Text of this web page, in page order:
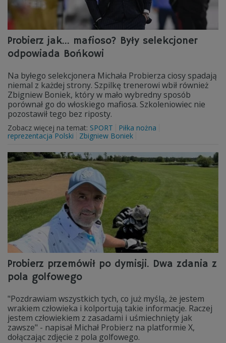
Probierz jak... mafioso? Były selekcjoner
odpowiada Bońkowi
Na byłego selekcjonera Michała Probierza ciosy spadają
niemal z każdej strony. Szpilkę trenerowi wbił również
Zbigniew Boniek, który w mało wybredny sposób
porównał go do włoskiego mafiosa. Szkoleniowiec nie
pozostawił tego bez riposty.
Zobacz więcej na temat: SPORT
Piłka nożna
reprezentacja Polski
Zbigniew Boniek
Probierz przemówił po dymisji. Dwa zdania z
pola golfowego
"Pozdrawiam wszystkich tych, co już myślą, że jestem
wrakiem człowieka i kolportują takie informacje. Raczej
jestem człowiekiem z zasadami i uśmiechnięty jak
zawsze" - napisał Michał Probierz na platformie X,
dołączając zdjęcie z pola golfowego.